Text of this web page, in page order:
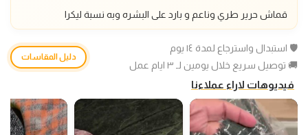
قماش حرير طري وناعم و بارد على البشره وبه نسبة ليكرا
🛡️ استبدال واسترجاع لمدة ١٤ يوم
🚚 توصيل سريع خلال يومين لـ ٣ ايام عمل
دليل المقاسات
فيديوهات لاراء عملاءنا